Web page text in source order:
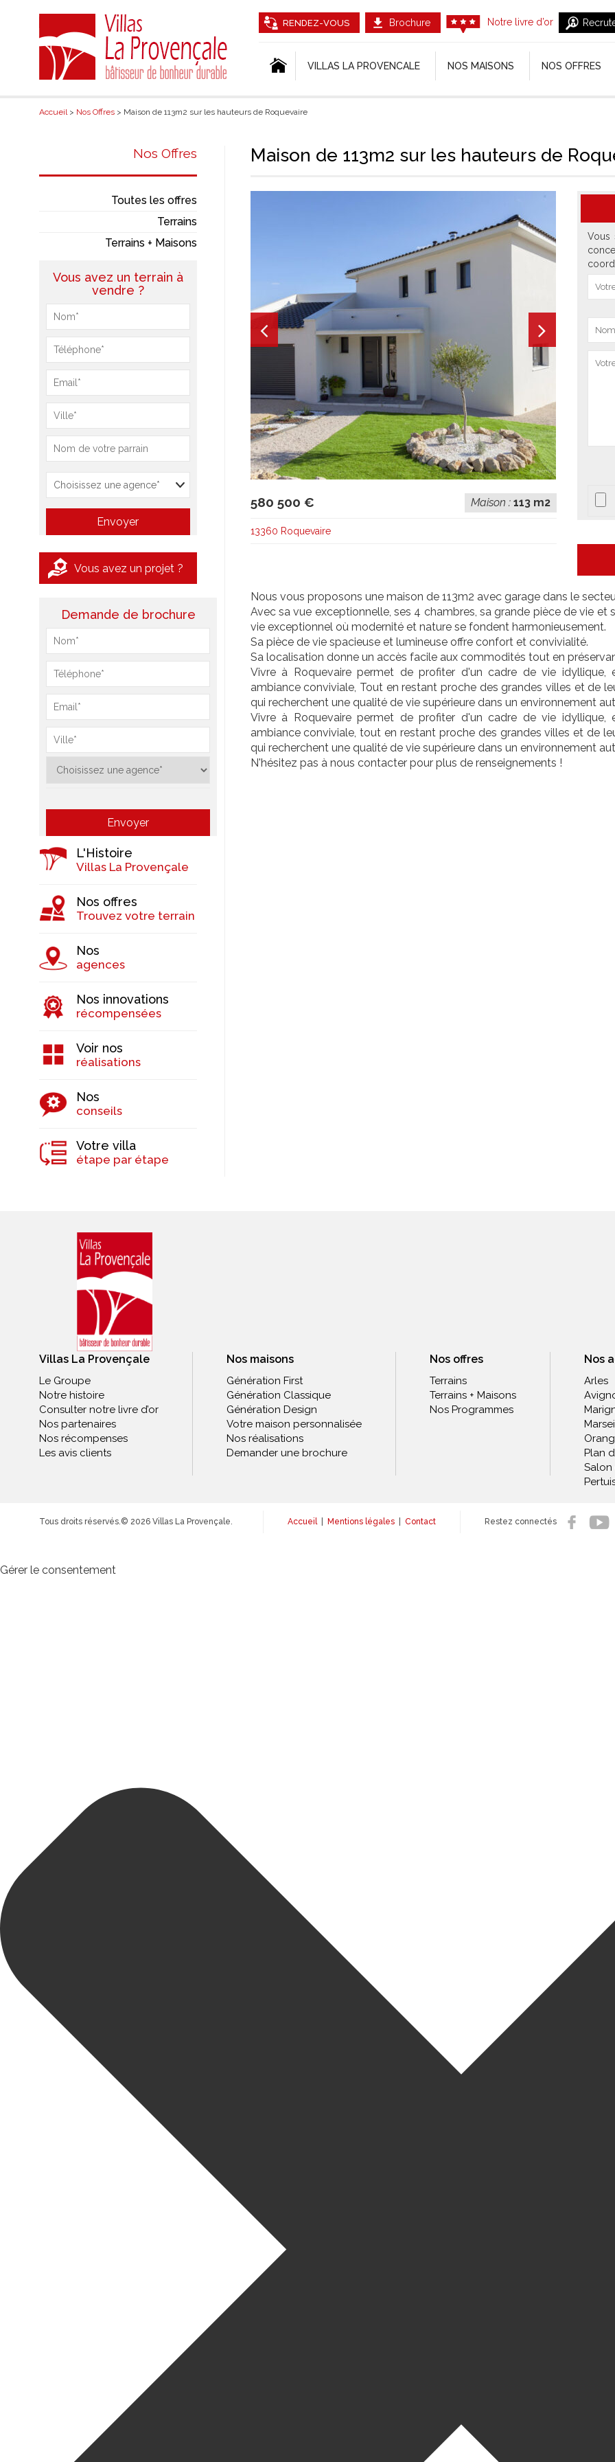
RENDEZ-VOUS Brochure Notre livre d’or
VILLAS LA PROVENCALE NOS MAISONS NOS OFFRES
Accueil> Nos Offres > Maison de 113m2 sur les hauteurs de Roquevaire
Maison de 113m2 sur les hauteurs de
580 500 € Maison : 113 m2
13360 Roquevaire
Vous
Nous vous proposons une maison de 113m2 avec garage dans le
Avec sa vue exceptionnelle, ses 4 chambres, sa grande pièce de vie
vie exceptionnel où modernité et nature se fondent harmonieusement.
Sa pièce de vie spacieuse et lumineuse offre confort et convivialité.
Sa localisation donne un accès facile aux commodités tout en
Vivre à Roquevaire permet de profiter d'un cadre de vie idyllique,
ambiance conviviale, Tout en restant proche des grandes villes et de
qui recherchent une qualité de vie supérieure dans un environnement
Vivre à Roquevaire permet de profiter d'un cadre de vie idyllique,
ambiance conviviale, tout en restant proche des grandes villes et de
qui recherchent une qualité de vie supérieure dans un environnement
N'hésitez pas à nous contacter pour plus de renseignements !
Nos Offres
Toutes les offres
Terrains
Terrains + Maisons
Vous avez un terrain à
vendre ?
Vous avez un projet ?
Demande de brochure
L'Histoire
Villas La Provençale
Nos offres
Trouvez votre terrain
Nos
agences
Nos innovations
récompensées
Voir nos
réalisations
Nos
conseils
Votre villa
étape par étape
Villas La Provençale
Le Groupe
Notre histoire
Consulter notre livre d’or
Nos partenaires
Nos récompenses
Les avis clients
Nos maisons
Génération First
Génération Classique
Génération Design
Votre maison personnalisée
Nos réalisations
Demander une brochure
Nos offres
Terrains
Terrains + Maisons
Nos Programmes
Nos
Arles
Plan
Salon
© 2026 Villas La Provençale.
Tous droits réservés. Accueil| Mentions légales Contact Restez connectés
Gérer le consentement